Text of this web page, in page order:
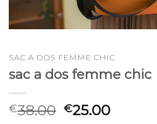
SAC A DOS FEMME CHIC
sac a dos femme chic
€38.00 €25.00